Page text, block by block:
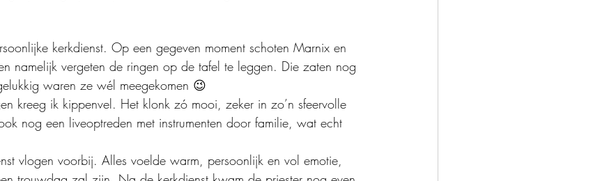
kerkdienst. Op een gegeven moment schoten Marnix en
namelijk vergeten de ringen op de tafel te leggen. Die zaten nog
waren ze wél meegekomen 😉
kreeg ik kippenvel. Het klonk zó mooi, zeker in zo’n sfeervolle
nog een liveoptreden met instrumenten door familie, wat echt
vlogen voorbij. Alles voelde warm, persoonlijk en vol emotie,